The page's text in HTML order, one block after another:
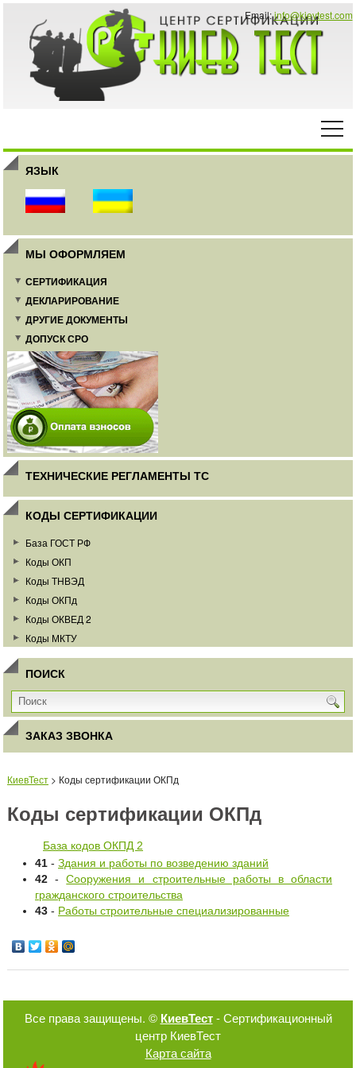
Email:info@kievtest.com
ЯЗЫК
МЫ ОФОРМЛЯЕМ
СЕРТИФИКАЦИЯ
ДЕКЛАРИРОВАНИЕ
ДРУГИЕ ДОКУМЕНТЫ
ДОПУСК СРО
ТЕХНИЧЕСКИЕ РЕГЛАМЕНТЫ ТС
КОДЫ СЕРТИФИКАЦИИ
База ГОСТ РФ
Коды ОКП
Коды ТНВЭД
Коды ОКПд
Коды ОКВЕД 2
Коды МКТУ
ПОИСК
ЗАКАЗ ЗВОНКА
КиевТест > Коды сертификации ОКПд
Коды сертификации ОКПд
База кодов ОКПД 2
41 - Здания и работы по возведению зданий
42 -Сооружения и строительные работы в области
гражданского строительства
43 - Работы строительные специализированные
Все права защищены. © КиевТест- Сертификационный
центр КиевТест
Карта сайта